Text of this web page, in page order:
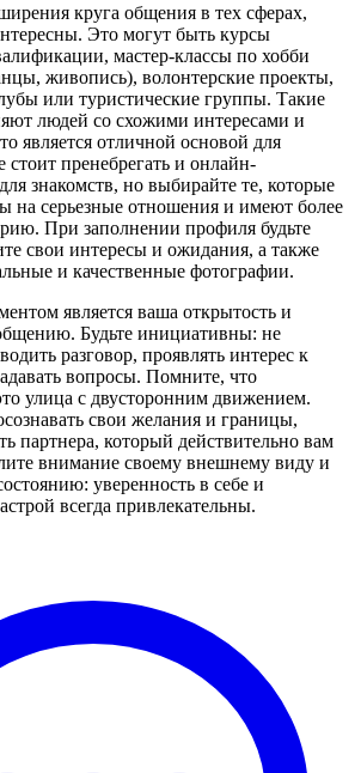
круга общения в тех сферах,
Это могут быть курсы
мастер-классы по хобби
живопись), волонтерские проекты,
или туристические группы. Такие
людей со схожими интересами и
является отличной основой для
стоит пренебрегать и онлайн-
знакомств, но выбирайте те, которые
на серьезные отношения и имеют более
При заполнении профиля будьте
свои интересы и ожидания, а также
и качественные фотографии.
является ваша открытость и
Будьте инициативны: не
разговор, проявлять интерес к
вопросы. Помните, что
улица с двусторонним движением.
свои желания и границы,
партнера, который действительно вам
внимание своему внешнему виду и
уверенность в себе и
всегда привлекательны.